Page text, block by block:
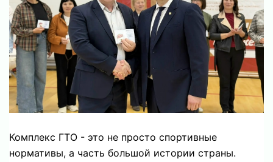
Комплекс ГТО - это не просто спортивные
нормативы, а часть большой истории страны.